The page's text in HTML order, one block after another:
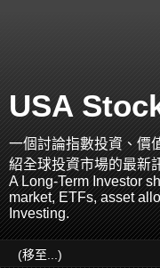
USA
一個討論指數投資、價
紹全球投資市場的最新
A Long-Term Investor
market, ETFs, asset
Investing.